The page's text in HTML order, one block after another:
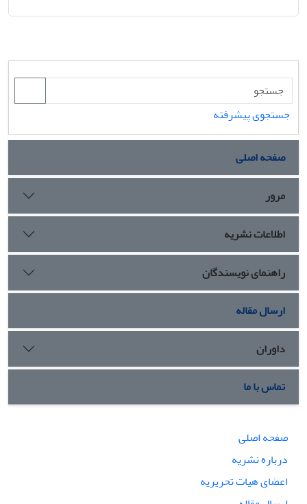
جستجوی پیشرفته
صفحه اصلی
مرور
اطلاعات نشریه
راهنمای نویسندگان
ارسال مقاله
داوران
تماس با ما
صفحه اصلی
درباره نشریه
اعضای هیات تحریریه